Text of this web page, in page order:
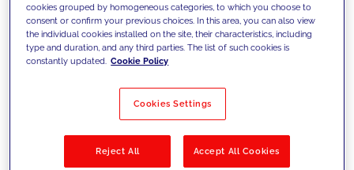
verbessern.
cookies grouped by homogeneous categories, to which you choose to
consent or confirm your previous choices. In this area, you can also view
the individual cookies installed on the site, their characteristics, including
type and duration, and any third parties. The list of such cookies is
constantly updated. Cookie Policy
Cookies Settings
Reject All Accept All Cookies